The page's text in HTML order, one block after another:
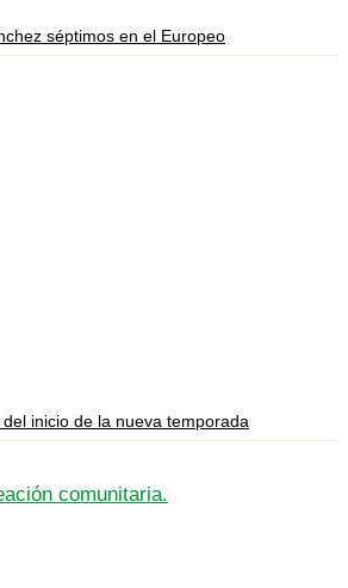
séptimos en el Europeo
inicio de la nueva temporada